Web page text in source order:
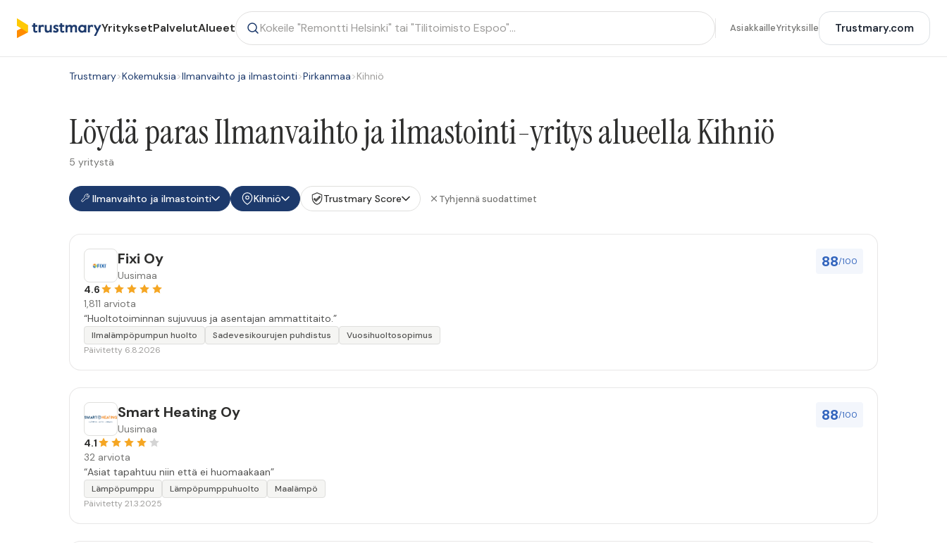
YrityksetPalvelutAlueet AsiakkailleYrityksille Trustmary.com
Trustmary>Kokemuksia>Ilmanvaihto ja ilmastointi>Pirkanmaa>Kihniö
Löydä paras Ilmanvaihto ja ilmastointi-yritys alueella Kihniö
5 yritystä
Ilmanvaihto ja ilmastointi Kihniö Trustmary Score Tyhjennä suodattimet
88/100
Fixi Oy
Uusimaa
4.6
1,811 arviota
“Huoltotoiminnan sujuvuus ja asentajan ammattitaito.”
Ilmalämpöpumpun huolto Sadevesikourujen puhdistus
Vuosihuoltosopimus
Päivitetty 6.8.2026
88/100
Smart Heating Oy
Uusimaa
4.1
32 arviota
“Asiat tapahtuu niin että ei huomaakaan”
Lämpöpumppu Lämpöpumppuhuolto
Maalämpö
Päivitetty 21.3.2025